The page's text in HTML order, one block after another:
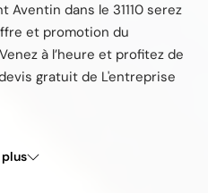
Aventin dans le 31110 serez
et promotion du
à l’heure et profitez de
gratuit de L'entreprise